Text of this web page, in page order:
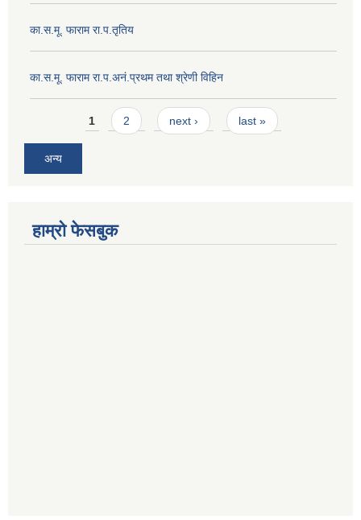
का.स.मू. फाराम रा.प.तृतिय
का.स.मू. फाराम रा.प.अनं.प्रथम तथा श्रेणी विहिन
Pages1 2 next › last »
अन्य
हाम्रो फेसबुक